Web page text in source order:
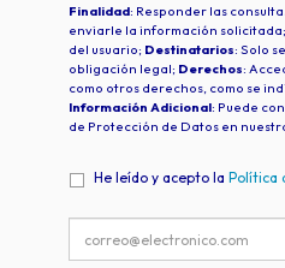
Finalidad: Responder las
enviarle la información
del usuario; Destinatarios: Solo
obligación legal; Derechos:
como otros derechos, como se
Información Adicional: Puede
de Protección de Datos en
He leído y acepto la Política